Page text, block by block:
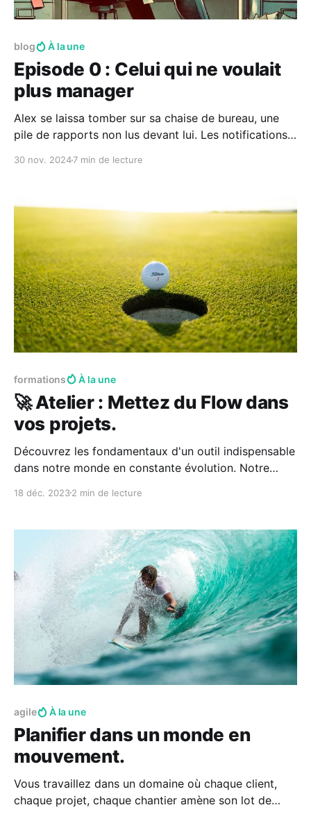
blog À la une
Episode 0 : Celui qui ne voulait
plus manager
Alex se laissa tomber sur sa chaise de bureau, une
pile de rapports non lus devant lui. Les notifications
30 nov. 20247 min de lecture
formations À la une
🚀 Atelier : Mettez du Flow dans
vos projets.
Découvrez les fondamentaux d'un outil indispensable
dans notre monde en constante évolution. Notre
nécessaires pour piloter efficacement divers aspects,
des objectifs de développement durable, le
lancement d'une démarche qualité,
18 déc. 20232 min de lecture
agile À la une
Planifier dans un monde en
mouvement.
Vous travaillez dans un domaine où chaque client,
chaque projet, chaque chantier amène son lot de